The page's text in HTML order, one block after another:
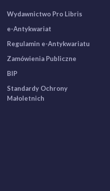
Wydawnictwo Pro Libris
e-Antykwariat
Regulamin e-Antykwariatu
Zamówienia Publiczne
BIP
Standardy Ochrony
Małoletnich